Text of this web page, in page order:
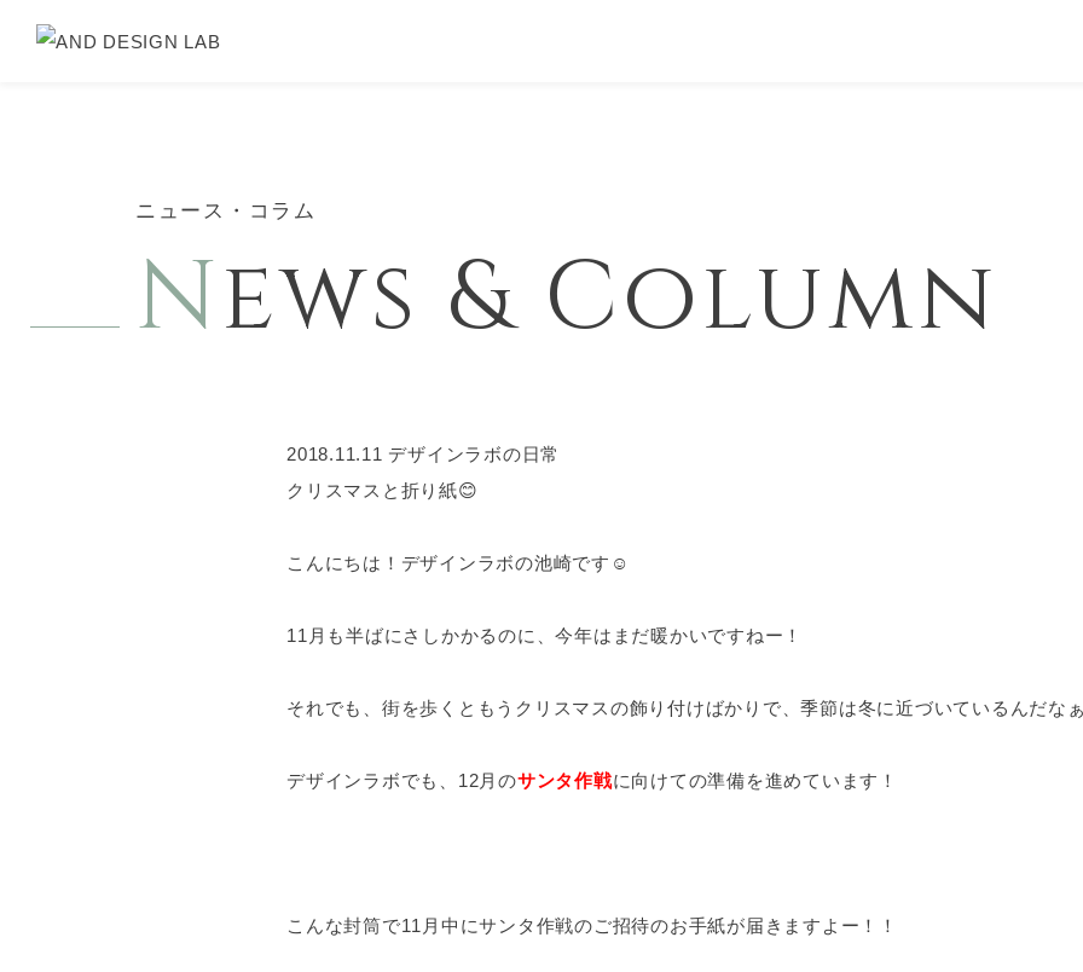
ニュース・コラム
News & Column
2018.11.11 デザインラボの日常
クリスマスと折り紙😊
こんにちは！デザインラボの池崎です☺
11月も半ばにさしかかるのに、今年はまだ暖かいですねー！
それでも、街を歩くともうクリスマスの飾り付けばかりで、季節は冬に近づいているんだな
デザインラボでも、12月のサンタ作戦に向けての準備を進めています！
こんな封筒で11月中にサンタ作戦のご招待のお手紙が届きますよー！！